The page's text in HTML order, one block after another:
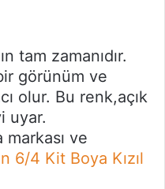
tam zamanıdır.
görünüm ve
olur. Bu renk,açık
uyar.
ve
6/4 Kit Boya Kızıl